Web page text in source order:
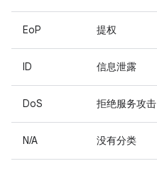
EoP 提权
ID 信息泄露
DoS 拒绝服务攻击
N/A 没有分类